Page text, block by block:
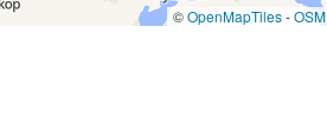
©OpenMapTiles-OSM